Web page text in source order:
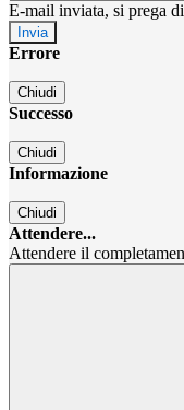
E-mail inviata, si prega
Errore
Chiudi
Successo
Chiudi
Informazione
Chiudi
Attendere...
Attendere il